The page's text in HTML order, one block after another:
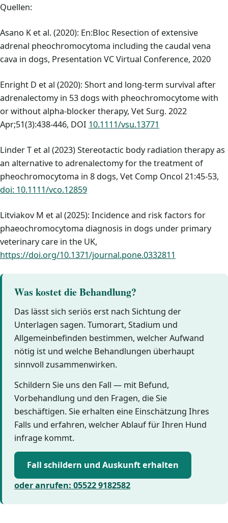
Quellen:
Asano K et al. (2020): En:Bloc Resection of extensive
adrenal pheochromocytoma including the caudal vena
cava in dogs, Presentation VC Virtual Conference, 2020
Enright D et al (2020): Short and long-term survival after
adrenalectomy in 53 dogs with pheochromocytome with
or without alpha-blocker therapy, Vet Surg. 2022
Apr;51(3):438-446, DOI 10.1111/vsu.13771
Linder T et al (2023) Stereotactic body radiation therapy as
an alternative to adrenalectomy for the treatment of
pheochromocytoma in 8 dogs, Vet Comp Oncol 21:45-53,
doi: 10.1111/vco.12859
Litviakov M et al (2025): Incidence and risk factors for
phaeochromocytoma diagnosis in dogs under primary
veterinary care in the UK,
https://doi.org/10.1371/journal.pone.0332811
Was kostet die Behandlung?
Das lässt sich seriös erst nach Sichtung der
Unterlagen sagen. Tumorart, Stadium und
Allgemeinbefinden bestimmen, welcher Aufwand
nötig ist und welche Behandlungen überhaupt
sinnvoll zusammenwirken.
Schildern Sie uns den Fall — mit Befund,
Vorbehandlung und den Fragen, die Sie
beschäftigen. Sie erhalten eine Einschätzung Ihres
Falls und erfahren, welcher Ablauf für Ihren Hund
infrage kommt.
Fall schildern und Auskunft erhalten
oder anrufen: 05522 9182582